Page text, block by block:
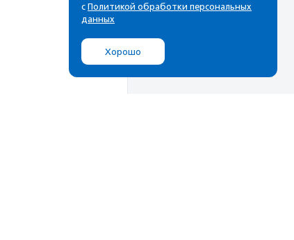
Рассылка
Cамые свежие новости,
почтовом ящике
с Политикой обработки персональных
данных
Хорошо